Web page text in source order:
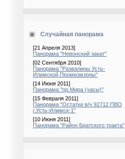
Случайная панорама
[21 Апреля 2013]
Панорама "Невонский закат"
[02 Сентября 2010]
Панорама "Развалины Усть-
Илимской Промкомзоны"
[14 Июня 2011]
Панорама "пр.Мира (часы)"
[15 Февраля 2011]
Панорама "Остатки в/ч 92712 ПВО
г.Усть-Илимск-1"
[10 Июня 2011]
Панорама "Район Братского тракта"